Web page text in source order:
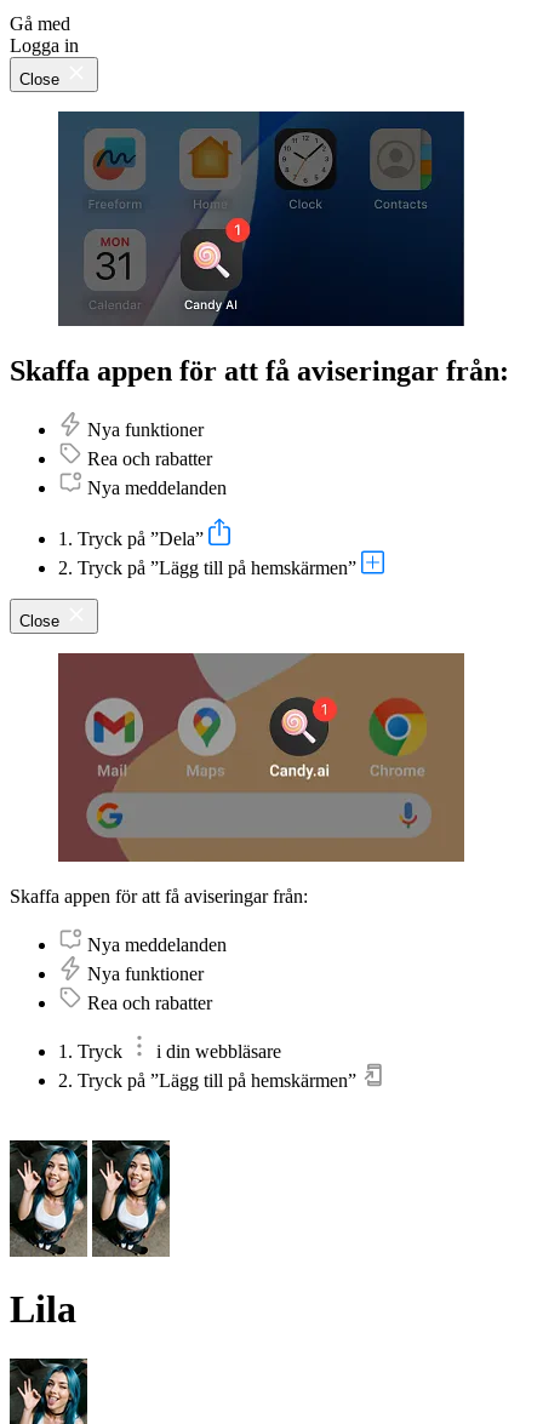
Gå med
Logga in
Close
Skaffa appen för att få aviseringar från:
Nya funktioner
Rea och rabatter
Nya meddelanden
1. Tryck på ”Dela”
2. Tryck på ”Lägg till på hemskärmen”
Close
Skaffa appen för att få aviseringar från:
Nya meddelanden
Nya funktioner
Rea och rabatter
1. Tryck
i din webbläsare
2. Tryck på ”Lägg till på hemskärmen”
Lila